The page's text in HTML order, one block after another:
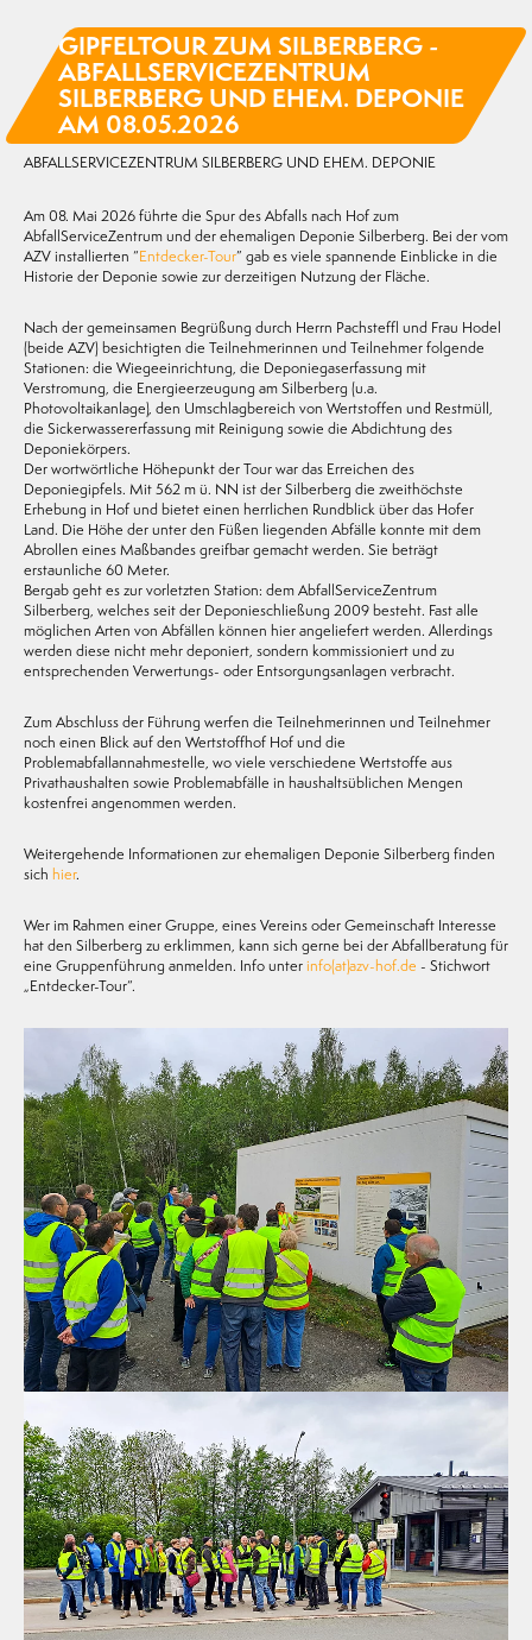
GIPFELTOUR ZUM SILBERBERG -
ABFALLSERVICEZENTRUM
SILBERBERG UND EHEM. DEPONIE
AM 08.05.2026
ABFALLSERVICEZENTRUM SILBERBERG UND EHEM. DEPONIE
Am 08. Mai 2026 führte die Spur des Abfalls nach Hof zum
AbfallServiceZentrum und der ehemaligen Deponie Silberberg. Bei der vom
AZV installierten “ Entdecker-Tour” gab es viele spannende Einblicke in die
Historie der Deponie sowie zur derzeitigen Nutzung der Fläche.
Nach der gemeinsamen Begrüßung durch Herrn Pachsteffl und Frau Hodel
(beide AZV) besichtigten die Teilnehmerinnen und Teilnehmer folgende
Stationen: die Wiegeeinrichtung, die Deponiegaserfassung mit
Verstromung, die Energieerzeugung am Silberberg (u.a.
Photovoltaikanlage), den Umschlagbereich von Wertstoffen und Restmüll,
die Sickerwassererfassung mit Reinigung sowie die Abdichtung des
Deponiekörpers.
Der wortwörtliche Höhepunkt der Tour war das Erreichen des
Deponiegipfels. Mit 562 m ü. NN ist der Silberberg die zweithöchste
Erhebung in Hof und bietet einen herrlichen Rundblick über das Hofer
Land. Die Höhe der unter den Füßen liegenden Abfälle konnte mit dem
Abrollen eines Maßbandes greifbar gemacht werden. Sie beträgt
erstaunliche 60 Meter.
Bergab geht es zur vorletzten Station: dem AbfallServiceZentrum
Silberberg, welches seit der Deponieschließung 2009 besteht. Fast alle
möglichen Arten von Abfällen können hier angeliefert werden. Allerdings
werden diese nicht mehr deponiert, sondern kommissioniert und zu
entsprechenden Verwertungs- oder Entsorgungsanlagen verbracht.
Zum Abschluss der Führung werfen die Teilnehmerinnen und Teilnehmer
noch einen Blick auf den Wertstoffhof Hof und die
Problemabfallannahmestelle, wo viele verschiedene Wertstoffe aus
Privathaushalten sowie Problemabfälle in haushaltsüblichen Mengen
kostenfrei angenommen werden.
Weitergehende Informationen zur ehemaligen Deponie Silberberg finden
sich hier.
Wer im Rahmen einer Gruppe, eines Vereins oder Gemeinschaft Interesse
hat den Silberberg zu erklimmen, kann sich gerne bei der Abfallberatung für
eine Gruppenführung anmelden. Info unter info(at)azv-hof.de - Stichwort
„Entdecker-Tour“.